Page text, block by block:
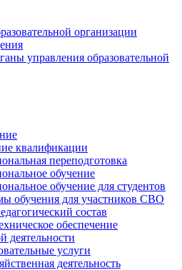
организации
управления образовательной
квалификации
переподготовка
обучение
обучение для студентов
обучения для участников СВО
состав
обеспечение
деятельности
услуги
деятельность